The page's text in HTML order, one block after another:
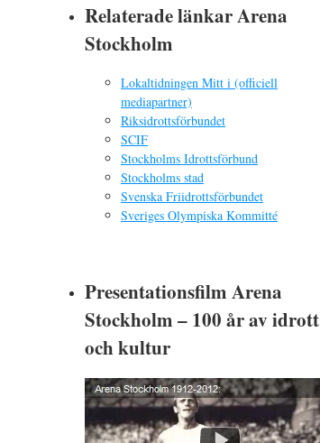
Relaterade länkar Arena
Stockholm
Lokaltidningen Mitt i (officiell
mediapartner)
Riksidrottsförbundet
SCIF
Stockholms Idrottsförbund
Stockholms stad
Svenska Friidrottsförbundet
Sveriges Olympiska Kommitté
Presentationsfilm Arena
Stockholm – 100 år av idrott
och kultur